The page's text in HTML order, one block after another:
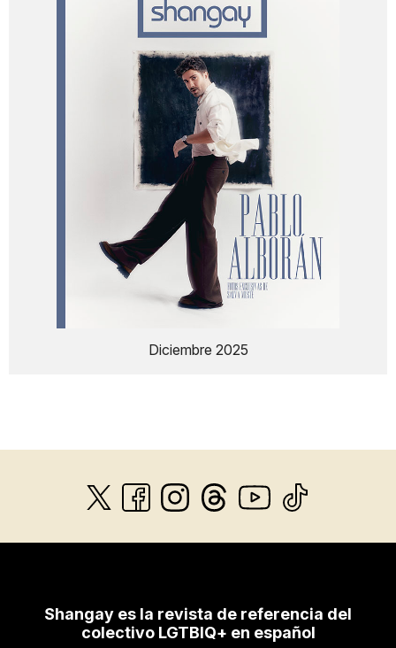
Diciembre 2025
Shangay es la revista de referencia del
colectivo LGTBIQ+ en español